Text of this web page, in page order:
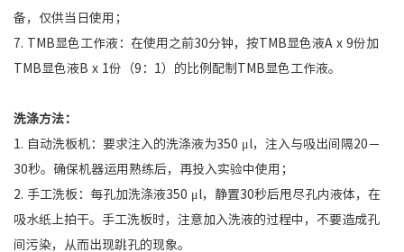
备，仅供当日使用；
7. TMB显色工作液：在使用之前30分钟，按TMB显色液A x 9份加
TMB显色液B x 1份（9：1）的比例配制TMB显色工作液。
洗涤方法：
1. 自动洗板机：要求注入的洗涤液为350 μl，注入与吸出间隔20－
30秒。确保机器运用熟练后，再投入实验中使用；
2. 手工洗板：每孔加洗涤液350 μl，静置30秒后甩尽孔内液体，在
吸水纸上拍干。手工洗板时，注意加入洗液的过程中，不要造成孔
间污染，从而出现跳孔的现象。